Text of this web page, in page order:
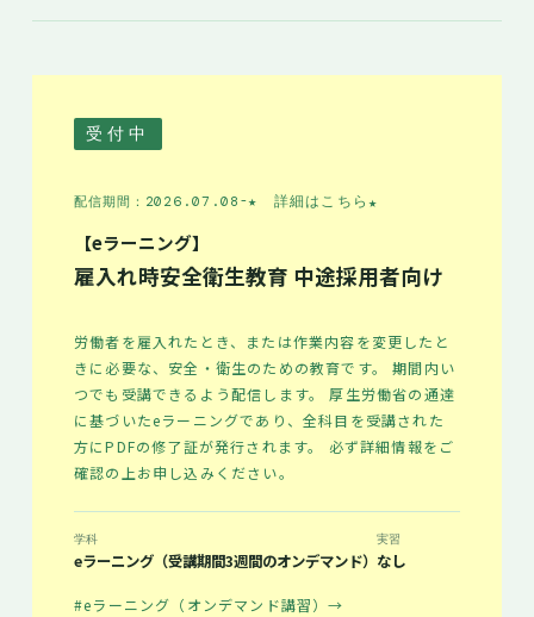
受付中
配信期間：2026.07.08-★ 詳細はこちら★
【eラーニング】
雇入れ時安全衛生教育 中途採用者向け
労働者を雇入れたとき、または作業内容を変更したと
きに必要な、安全・衛生のための教育です。 期間内い
つでも受講できるよう配信します。 厚生労働省の通達
に基づいたeラーニングであり、全科目を受講された
方にPDFの修了証が発行されます。 必ず詳細情報をご
確認の上お申し込みください。
学科
eラーニング（受講期間3週間のオンデマンド）
実習
なし
#eラーニング（オンデマンド講習）→